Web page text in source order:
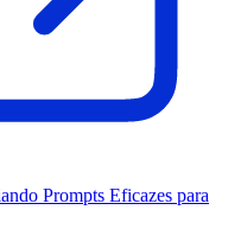
Prompts Eficazes para